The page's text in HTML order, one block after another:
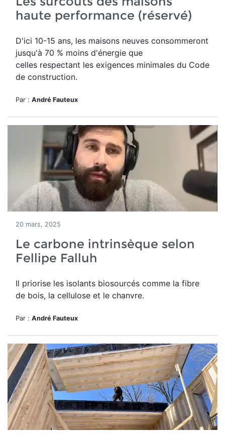
haute performance (réservé)
D'ici 10-15 ans, les maisons neuves consommeront
jusqu'à 70 % moins d'énergie que
celles respectant les exigences minimales du Code
de construction.
Par : André Fauteux
20 mars, 2025
Le carbone intrinsèque selon
Fellipe Falluh
Il priorise les isolants biosourcés comme la fibre
de bois, la cellulose et le chanvre.
Par : André Fauteux